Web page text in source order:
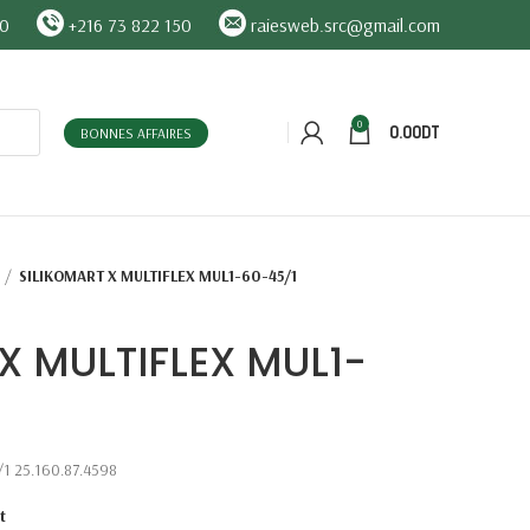
+216 73 822 150 raiesweb.src@gmail.com
BONNES AFFAIRES
0 0.00DT
SILIKOMART X MULTIFLEX MUL1-60-45/1
MULTIFLEX MUL1-
1 25.160.87.4598